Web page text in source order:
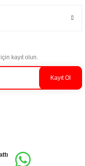
kayıt olun.
Kayıt Ol